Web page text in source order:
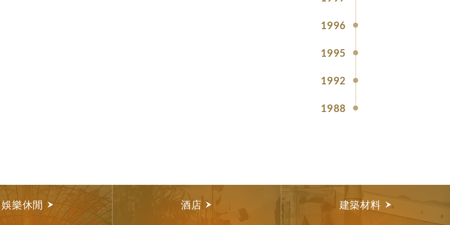
1996
1995
1992
1988
娛樂休閒 酒店 建築材料